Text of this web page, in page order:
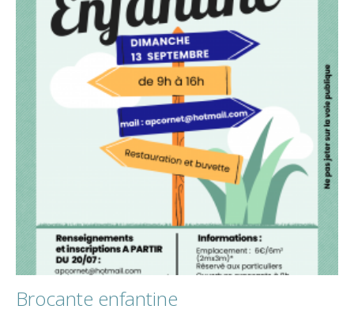
Brocante enfantine